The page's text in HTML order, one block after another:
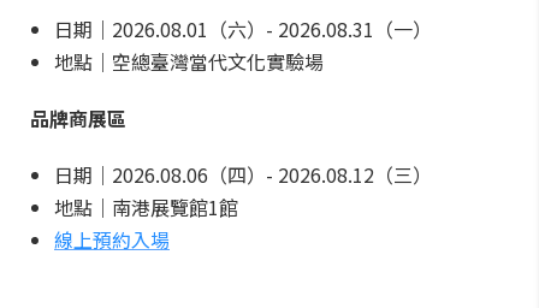
日期｜2026.08.01（六）- 2026.08.31（一）
地點｜空總臺灣當代文化實驗場
品牌商展區
日期｜2026.08.06（四）- 2026.08.12（三）
地點｜南港展覽館1館
線上預約入場